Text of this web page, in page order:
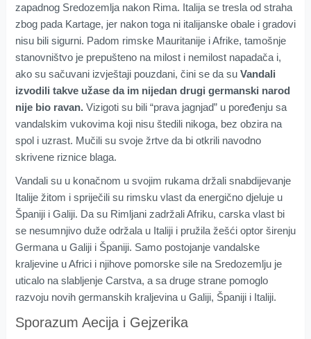
zapadnog Sredozemlja nakon Rima. Italija se tresla od straha
zbog pada Kartage, jer nakon toga ni italijanske obale i gradovi
nisu bili sigurni. Padom rimske Mauritanije i Afrike, tamošnje
stanovništvo je prepušteno na milost i nemilost napadača i,
ako su sačuvani izvještaji pouzdani, čini se da su Vandali
izvodili takve užase da im nijedan drugi germanski narod
nije bio ravan.Vizigoti su bili “prava jagnjad” u poređenju sa
vandalskim vukovima koji nisu štedili nikoga, bez obzira na
spol i uzrast. Mučili su svoje žrtve da bi otkrili navodno
skrivene riznice blaga.
Vandali su u konačnom u svojim rukama držali snabdijevanje
Italije žitom i spriječili su rimsku vlast da energično djeluje u
Španiji i Galiji. Da su Rimljani zadržali Afriku, carska vlast bi
se nesumnjivo duže održala u Italiji i pružila žešći optor širenju
Germana u Galiji i Španiji. Samo postojanje vandalske
kraljevine u Africi i njihove pomorske sile na Sredozemlju je
uticalo na slabljenje Carstva, a sa druge strane pomoglo
razvoju novih germanskih kraljevina u Galiji, Španiji i Italiji.
Sporazum Aecija i Gejzerika